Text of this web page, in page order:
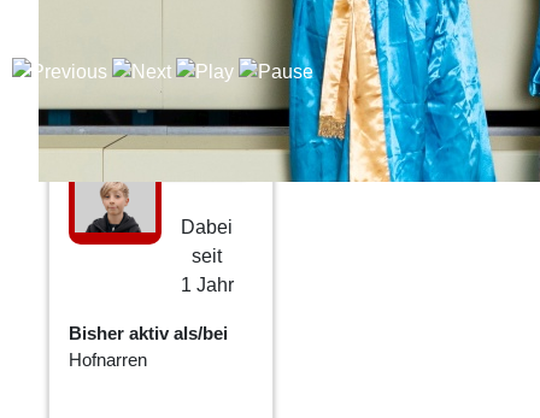
Robin
Dabei
seit
1 Jahr
Bisher aktiv als/bei
Hofnarren